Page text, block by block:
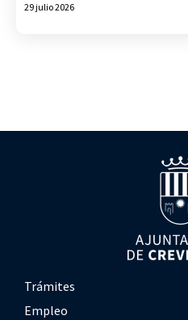
29 julio 2026
Trámites
Empleo